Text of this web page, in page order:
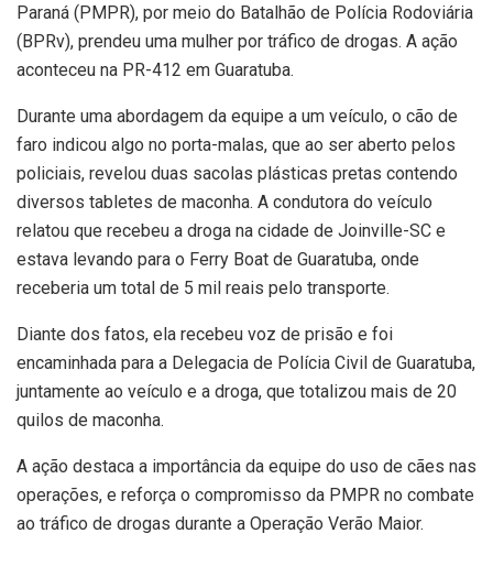
Paraná (PMPR), por meio do Batalhão de Polícia Rodoviária
(BPRv), prendeu uma mulher por tráfico de drogas. A ação
aconteceu na PR-412 em Guaratuba.
Durante uma abordagem da equipe a um veículo, o cão de
faro indicou algo no porta-malas, que ao ser aberto pelos
policiais, revelou duas sacolas plásticas pretas contendo
diversos tabletes de maconha. A condutora do veículo
relatou que recebeu a droga na cidade de Joinville-SC e
estava levando para o Ferry Boat de Guaratuba, onde
receberia um total de 5 mil reais pelo transporte.
Diante dos fatos, ela recebeu voz de prisão e foi
encaminhada para a Delegacia de Polícia Civil de Guaratuba,
juntamente ao veículo e a droga, que totalizou mais de 20
quilos de maconha.
A ação destaca a importância da equipe do uso de cães nas
operações, e reforça o compromisso da PMPR no combate
ao tráfico de drogas durante a Operação Verão Maior.